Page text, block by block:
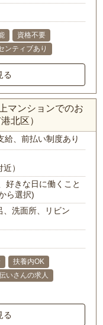
資格不要
ンティブあり
る
マンションでのお
北区）
給、前払い制度あり
）
好きな日に働くこと
ら選択)
、洗面所、リビン
扶養内OK
いさんの求人
る